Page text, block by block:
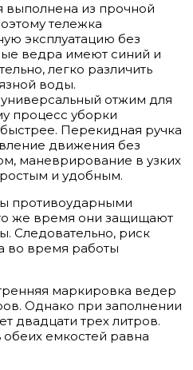
выполнена из прочной
тележка
эксплуатацию без
ведра имеют синий и
легко различить
воды.
отжим для
процесс уборки
быстрее. Перекидная ручка
движения без
маневрирование в узких
и удобным.
противоударными
же время они защищают
Следовательно, риск
во время работы
маркировка ведер
Однако при заполнении
двадцати трех литров.
емкостей равна